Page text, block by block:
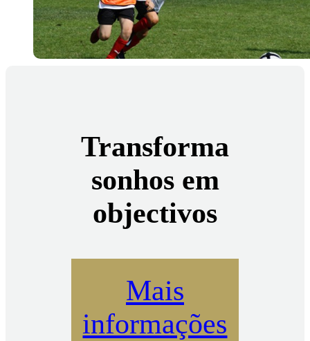
Transforma
sonhos em
objectivos
Mais
informações